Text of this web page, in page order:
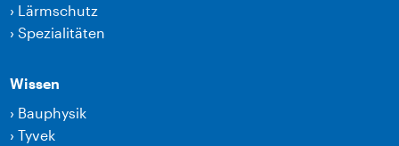
› Lärmschutz
›Spezialitäten
Wissen
› Bauphysik
›Tyvek